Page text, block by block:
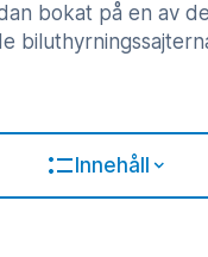
bokat på en av
Innehåll